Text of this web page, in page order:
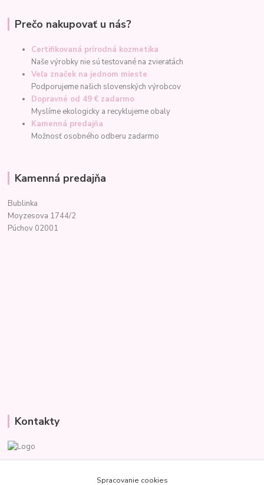
Prečo nakupovať u nás?
Certifikovaná prírodná kozmetika
Naše výrobky nie sú testované na zvieratách
Veľa značek na jednom mieste
Podporujeme našich slovenských výrobcov
Dopravné od 49 € zadarmo
Myslíme ekologicky a recyklujeme obaly
Kamenná predajňa
Možnosť osobného odberu zadarmo
Kamenná predajňa
Bublinka
Moyzesova 1744/2
Púchov 02001
Kontakty
+421 907 977 470Spracovanie cookies